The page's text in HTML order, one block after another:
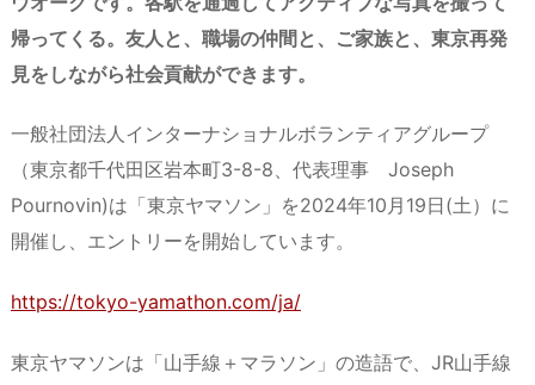
帰ってくる。友人と、職場の仲間と、ご家族と、東京再発
見をしながら社会貢献ができます。
一般社団法人インターナショナルボランティアグループ
（東京都千代田区岩本町3-8-8、代表理事 Joseph
Pournovin)は「東京ヤマソン」を2024年10月19日(土）に
開催し、エントリーを開始しています。
https://tokyo-yamathon.com/ja/
東京ヤマソンは「山手線＋マラソン」の造語で、JR山手線